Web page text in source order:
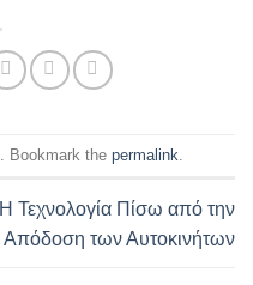
. Bookmark the permalink
Η Τεχνολογία Πίσω από την
Απόδοση των Αυτοκινήτων